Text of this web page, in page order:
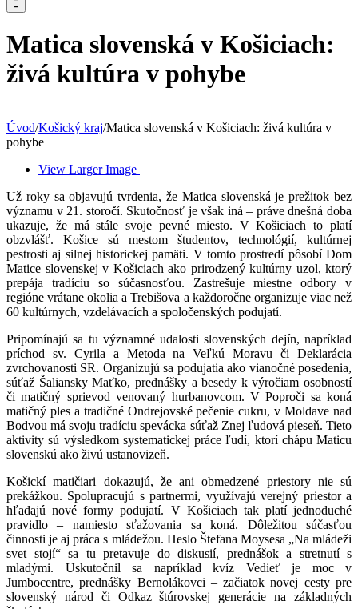
Matica slovenská v Košiciach:
živá kultúra v pohybe
Úvod/Košický kraj/Matica slovenská v Košiciach: živá kultúra v
pohybe
View Larger Image
Už roky sa objavujú tvrdenia, že Matica slovenská je prežitok bez
významu v 21. storočí. Skutočnosť je však iná – práve dnešná doba
ukazuje, že má stále svoje pevné miesto. V Košiciach to platí
obzvlášť. Košice sú mestom študentov, technológií, kultúrnej
pestrosti aj silnej historickej pamäti. V tomto prostredí pôsobí Dom
Matice slovenskej v Košiciach ako prirodzený kultúrny uzol, ktorý
prepája tradíciu so súčasnosťou. Zastrešuje miestne odbory v
regióne vrátane okolia a Trebišova a každoročne organizuje viac než
60 kultúrnych, vzdelávacích a spoločenských podujatí.
Pripomínajú sa tu významné udalosti slovenských dejín, napríklad
príchod sv. Cyrila a Metoda na Veľkú Moravu či Deklarácia
zvrchovanosti SR. Organizujú sa podujatia ako vianočné posedenia,
súťaž Šaliansky Maťko, prednášky a besedy k výročiam osobností
či matičný sprievod venovaný hurbanovcom. V Poproči sa koná
matičný ples a tradičné Ondrejovské pečenie cukru, v Moldave nad
Bodvou má svoju tradíciu spevácka súťaž Znej ľudová pieseň. Tieto
aktivity sú výsledkom systematickej práce ľudí, ktorí chápu Maticu
slovenskú ako živú ustanovizeň.
Košickí matičiari dokazujú, že ani obmedzené priestory nie sú
prekážkou. Spolupracujú s partnermi, využívajú verejný priestor a
hľadajú nové formy podujatí. V Košiciach tak platí jednoduché
pravidlo – namiesto sťažovania sa koná. Dôležitou súčasťou
činnosti je aj práca s mládežou. Heslo Štefana Moysesa „Na mládeži
svet stojí“ sa tu pretavuje do diskusií, prednášok a stretnutí s
mladými. Uskutočnil sa napríklad kvíz Vedieť je moc v
Jumbocentre, prednášky Bernolákovci – začiatok novej cesty pre
slovenský národ či Odkaz štúrovskej generácie na základných